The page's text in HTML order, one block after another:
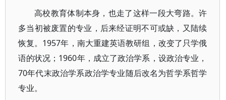
高校教育体制本身，也走了这样一段大弯路。许
多当初被废置的专业，后来经证明不可或缺，又陆续
恢复。1957年，南大重建英语教研组，改变了只学俄
语的状况；1960年，成立了政治学系，设政治专业，
70年代末政治学系政治学专业随后改名为哲学系哲学
专业。